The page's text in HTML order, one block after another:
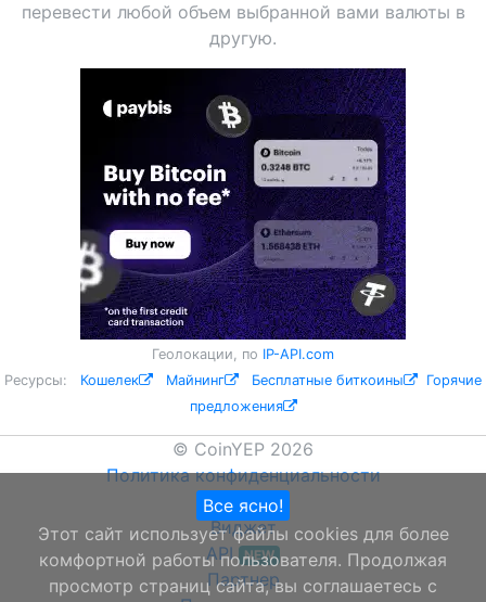
перевести любой объем выбранной вами валюты в
другую.
Геолокации, по IP-API.com
Ресурсы: Кошелек Майнинг Бесплатные биткоины
Горячие
предложения
© CoinYEP 2026
Политика конфиденциальности
О нас
Виджет
API NEW
Партнер
Все ясно!
Этот сайт использует файлы cookies для более
комфортной работы пользователя. Продолжая
просмотр страниц сайта, вы соглашаетесь с